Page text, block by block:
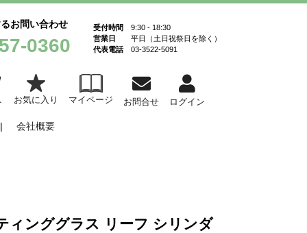
お問い合わせ
0360
受付時間 9:30 - 18:30
営業日 平日（土日祝祭日を除く）
代表電話 03-3522-5091
お気に入り マイページ お問合せ ログイン
会社概要
ィンググラス リーフ シリンダ